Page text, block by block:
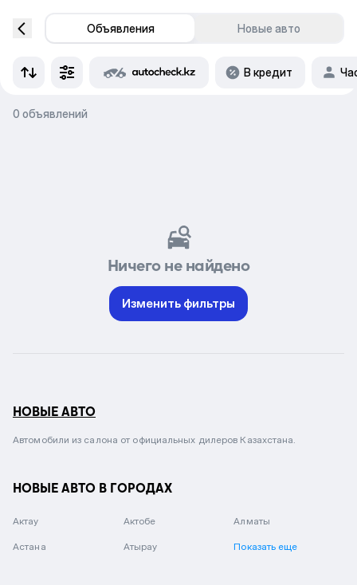
Объявления Новые авто
В кредит
0 объявлений
Ничего не найдено
Изменить фильтры
НОВЫЕ АВТО
Автомобили из салона от официальных дилеров Казахстана.
НОВЫЕ АВТО В ГОРОДАХ
Актау Актобе Алматы
Астана Атырау Показать еще